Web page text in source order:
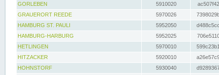
GORLEBEN
5910020
GRAUERORT REEDE
5970026
HAMBURG ST. PAULI
5952050
HAMBURG-HARBURG
5952025
HETLINGEN
5970010
HITZACKER
5920010
HOHNSTORF
5930040